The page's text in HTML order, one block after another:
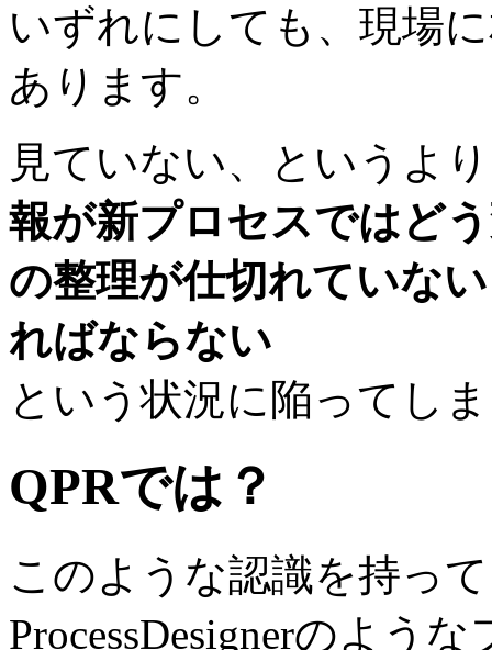
いずれにしても、現場
あります。
見ていない、というよ
報が新プロセスではど
の整理が仕切れていな
ればならない
という状況に陥ってし
QPRでは？
このような認識を持っ
ProcessDesignerのよう